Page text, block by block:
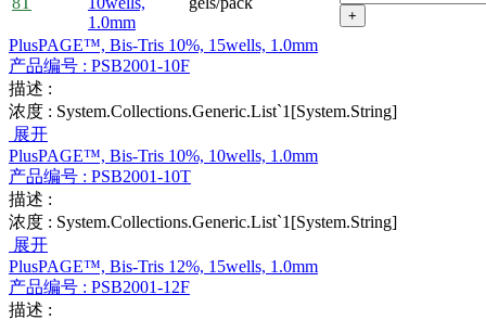
1.0mm
+
PlusPAGE™, Bis-Tris 10%, 15wells, 1.0mm
产品编号 : PSB2001-10F
描述 :
浓度 : System.Collections.Generic.List`1[System.String]
展开
PlusPAGE™, Bis-Tris 10%, 10wells, 1.0mm
产品编号 : PSB2001-10T
描述 :
浓度 : System.Collections.Generic.List`1[System.String]
展开
PlusPAGE™, Bis-Tris 12%, 15wells, 1.0mm
产品编号 : PSB2001-12F
描述 :